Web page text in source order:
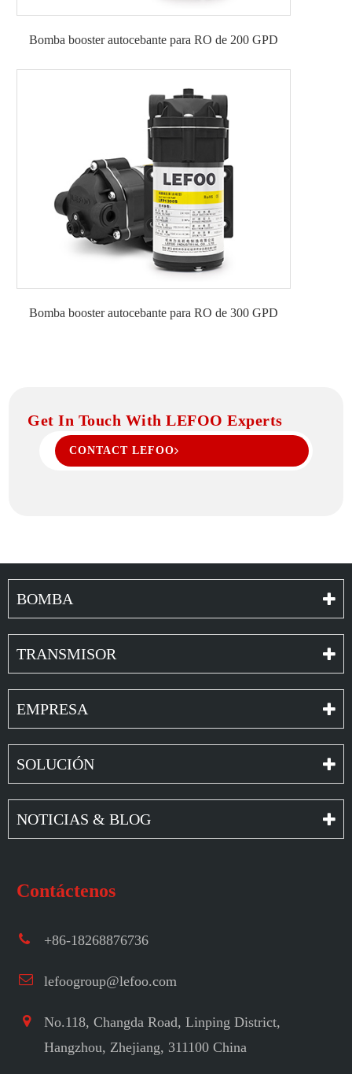
Bomba booster autocebante para RO de 200 GPD
Bomba booster autocebante para RO de 300 GPD
Get In Touch With LEFOO Experts
CONTACT LEFOO
BOMBA
TRANSMISOR
EMPRESA
SOLUCIÓN
NOTICIAS & BLOG
Contáctenos
+86-18268876736
lefoogroup@lefoo.com
No.118, Changda Road, Linping District,
Hangzhou, Zhejiang, 311100 China